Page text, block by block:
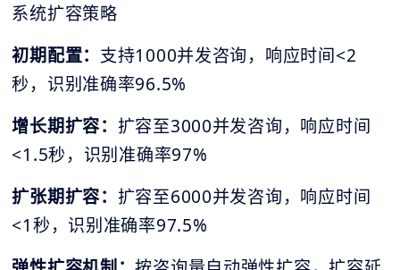
系统扩容策略
初期配置： 支持1000并发咨询，响应时间<2
秒，识别准确率96.5%
增长期扩容： 扩容至3000并发咨询，响应时间
<1.5秒，识别准确率97%
扩张期扩容： 扩容至6000并发咨询，响应时间
<1秒，识别准确率97.5%